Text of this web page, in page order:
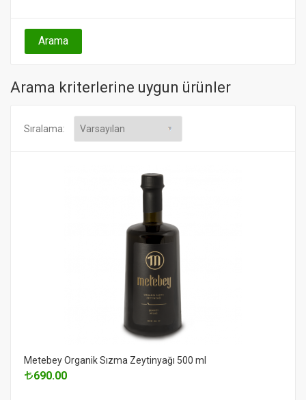
Arama kriterlerine uygun ürünler
Sıralama:
Metebey Organik Sızma Zeytinyağı 500 ml
690.00